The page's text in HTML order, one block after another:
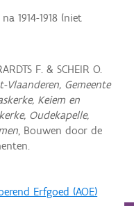
1914-1918 (niet
F. & SCHEIR O.
Gemeente
Keiem en
Oudekapelle,
, Bouwen door de
Erfgoed (AOE)